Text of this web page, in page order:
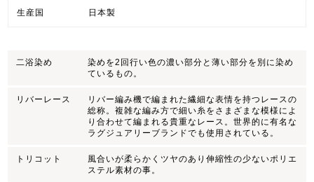
生産国 日本製
二浴染め
染めを2回行い色の濃い部分と薄い部分を別に染め
ているもの。
リバーレース
リバー編み機で編まれた繊細な表情を持つレースの
総称。複雑な編み方で細い糸をさまざまな模様によ
り合わせて編まれる貴重なレース。世界的に有名な
ラグジュアリーブランドでも使用されている。
トリコット
風合いが柔らかくツヤのあり伸縮性の少ないポリエ
ステル素材の事。